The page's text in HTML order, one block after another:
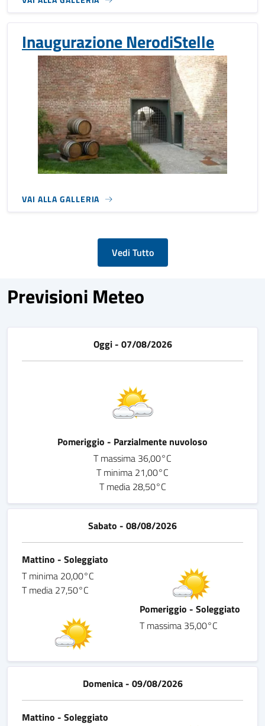
Inaugurazione NerodiStelle
VAI ALLA GALLERIA
Vedi Tutto
Previsioni Meteo
Oggi - 07/08/2026
Pomeriggio - Parzialmente nuvoloso
T massima 36,00°C
T minima 21,00°C
T media 28,50°C
Sabato - 08/08/2026
Mattino - Soleggiato
T minima 20,00°C
T media 27,50°C
Pomeriggio - Soleggiato
T massima 35,00°C
Domenica - 09/08/2026
Mattino - Soleggiato